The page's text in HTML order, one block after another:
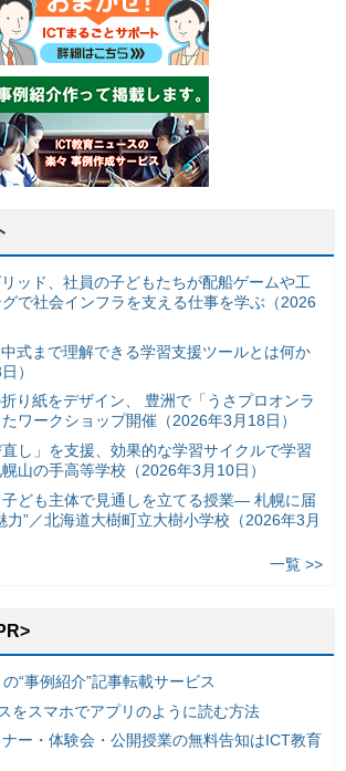
ッド、社員の子どもたちが配船ゲームや工
で社会インフラを支える仕事を学ぶ（2026
中式まで理解できる学習支援ツールとは何か
）
り紙をデザイン、 豊洲で「うさプロオンラ
ワークショップ開催（2026年3月18日）
し」を支援、効果的な学習サイクルで学習
山の手高等学校（2026年3月10日）
子ども主体で見通しを立てる授業— 札幌に届
力”／北海道大樹町立大樹小学校（2026年3月
一覧 >>
“事例紹介”記事転載サービス
をスマホでアプリのように読む方法
ー・体験会・公開授業の無料告知はICT教育